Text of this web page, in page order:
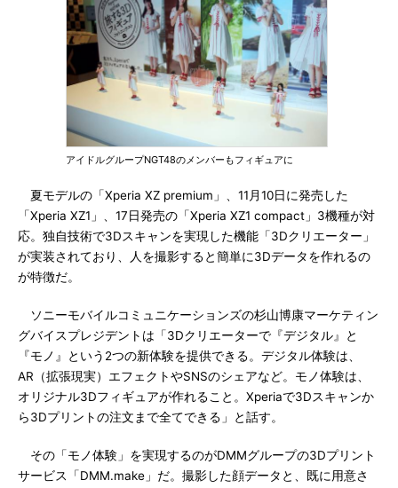
アイドルグループNGT48のメンバーもフィギュアに
夏モデルの「Xperia XZ premium」、11月10日に発売した
「Xperia XZ1」、17日発売の「Xperia XZ1 compact」3機種が対
応。独自技術で3Dスキャンを実現した機能「3Dクリエーター」
が実装されており、人を撮影すると簡単に3Dデータを作れるの
が特徴だ。
ソニーモバイルコミュニケーションズの杉山博康マーケティン
グバイスプレジデントは「3Dクリエーターで『デジタル』と
『モノ』という2つの新体験を提供できる。デジタル体験は、
AR（拡張現実）エフェクトやSNSのシェアなど。モノ体験は、
オリジナル3Dフィギュアが作れること。Xperiaで3Dスキャンか
ら3Dプリントの注文まで全てできる」と話す。
その「モノ体験」を実現するのがDMMグループの3Dプリント
サービス「DMM.make」だ。撮影した顔データと、既に用意さ